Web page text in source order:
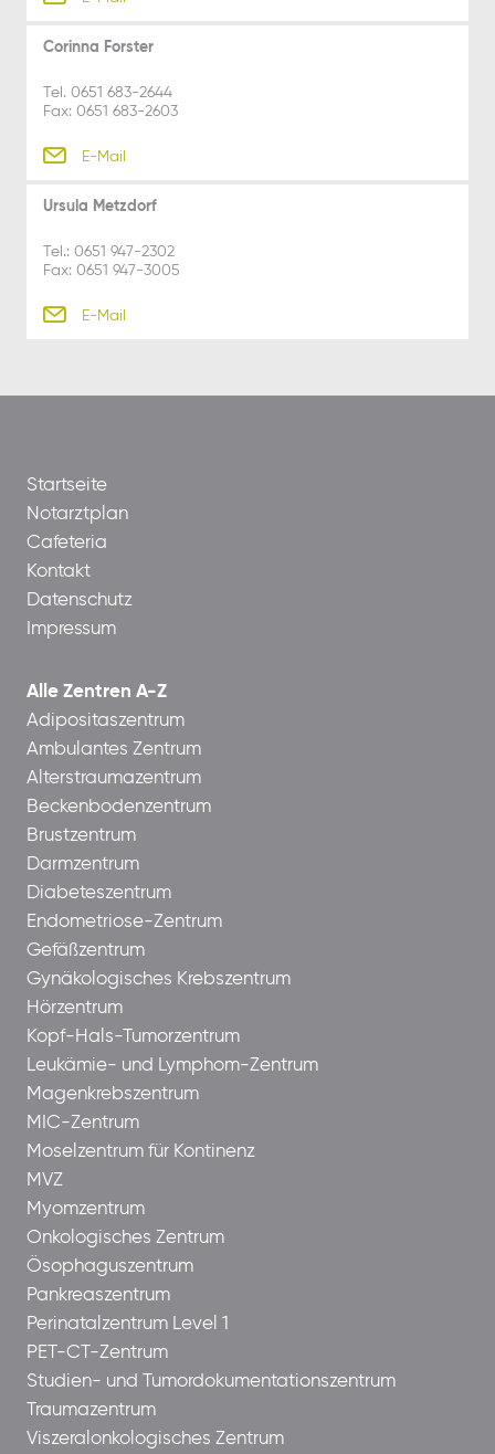
Corinna Forster
Tel. 0651 683-2644
Fax: 0651 683-2603
E-Mail
Ursula Metzdorf
Tel.: 0651 947-2302
Fax: 0651 947-3005
E-Mail
Startseite
Notarztplan
Cafeteria
Kontakt
Datenschutz
Impressum
Alle Zentren A-Z
Adipositaszentrum
Ambulantes Zentrum
Alterstraumazentrum
Beckenbodenzentrum
Brustzentrum
Darmzentrum
Diabeteszentrum
Endometriose-Zentrum
Gefäßzentrum
Gynäkologisches Krebszentrum
Hörzentrum
Kopf-Hals-Tumorzentrum
Leukämie- und Lymphom-Zentrum
Magenkrebszentrum
MIC-Zentrum
Moselzentrum für Kontinenz
MVZ
Myomzentrum
Onkologisches Zentrum
Ösophaguszentrum
Pankreaszentrum
Perinatalzentrum Level 1
PET-CT-Zentrum
Studien- und Tumordokumentationszentrum
Traumazentrum
Viszeralonkologisches Zentrum